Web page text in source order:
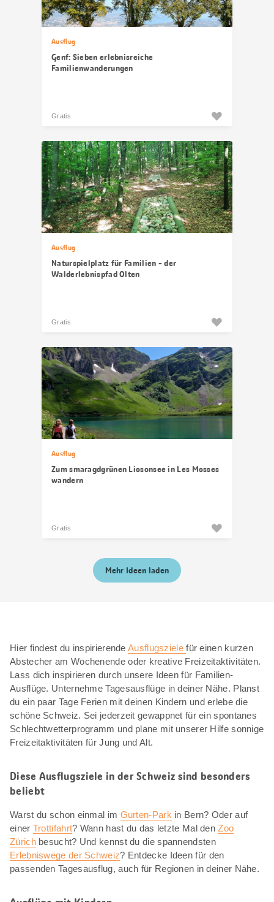
Ausflug
Genf: Sieben erlebnisreiche
Familienwanderungen
Gratis
Ausflug
Naturspielplatz für Familien - der
Walderlebnispfad Olten
Gratis
Ausflug
Zum smaragdgrünen Liosonsee in Les Mosses
wandern
Gratis
Mehr Ideen laden
Hier findest du inspirierendeAusflugszielefür einen kurzen
Abstecher am Wochenende oder kreative Freizeitaktivitäten.
Lass dich inspirieren durch unsere Ideen für Familien-
Ausflüge. Unternehme Tagesausflüge in deiner Nähe. Planst
du ein paar Tage Ferien mit deinen Kindern und erlebe die
schöne Schweiz. Sei jederzeit gewappnet für ein spontanes
Schlechtwetterprogramm und plane mit unserer Hilfe sonnige
Freizeitaktivitäten für Jung und Alt.
Diese Ausflugsziele in der Schweiz sind besonders
beliebt
Warst du schon einmal im Gurten-Park in Bern? Oder auf
einer Trottifahrt? Wann hast du das letzte Mal denZoo
Zürichbesucht? Und kennst du die spannendsten
Erlebniswege der Schweiz? Entdecke Ideen für den
passenden Tagesausflug, auch für Regionen in deiner Nähe.